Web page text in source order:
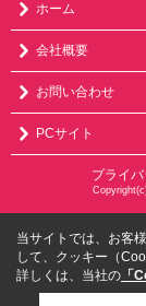
ホーム
会社概要
お問い合わせ
PCサイト
プライ
当サイトでは、お客
して、クッキー（
詳しくは、当社の 「